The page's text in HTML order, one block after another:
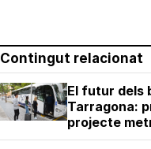
Contingut relacionat
El futur dels
Tarragona:
projecte